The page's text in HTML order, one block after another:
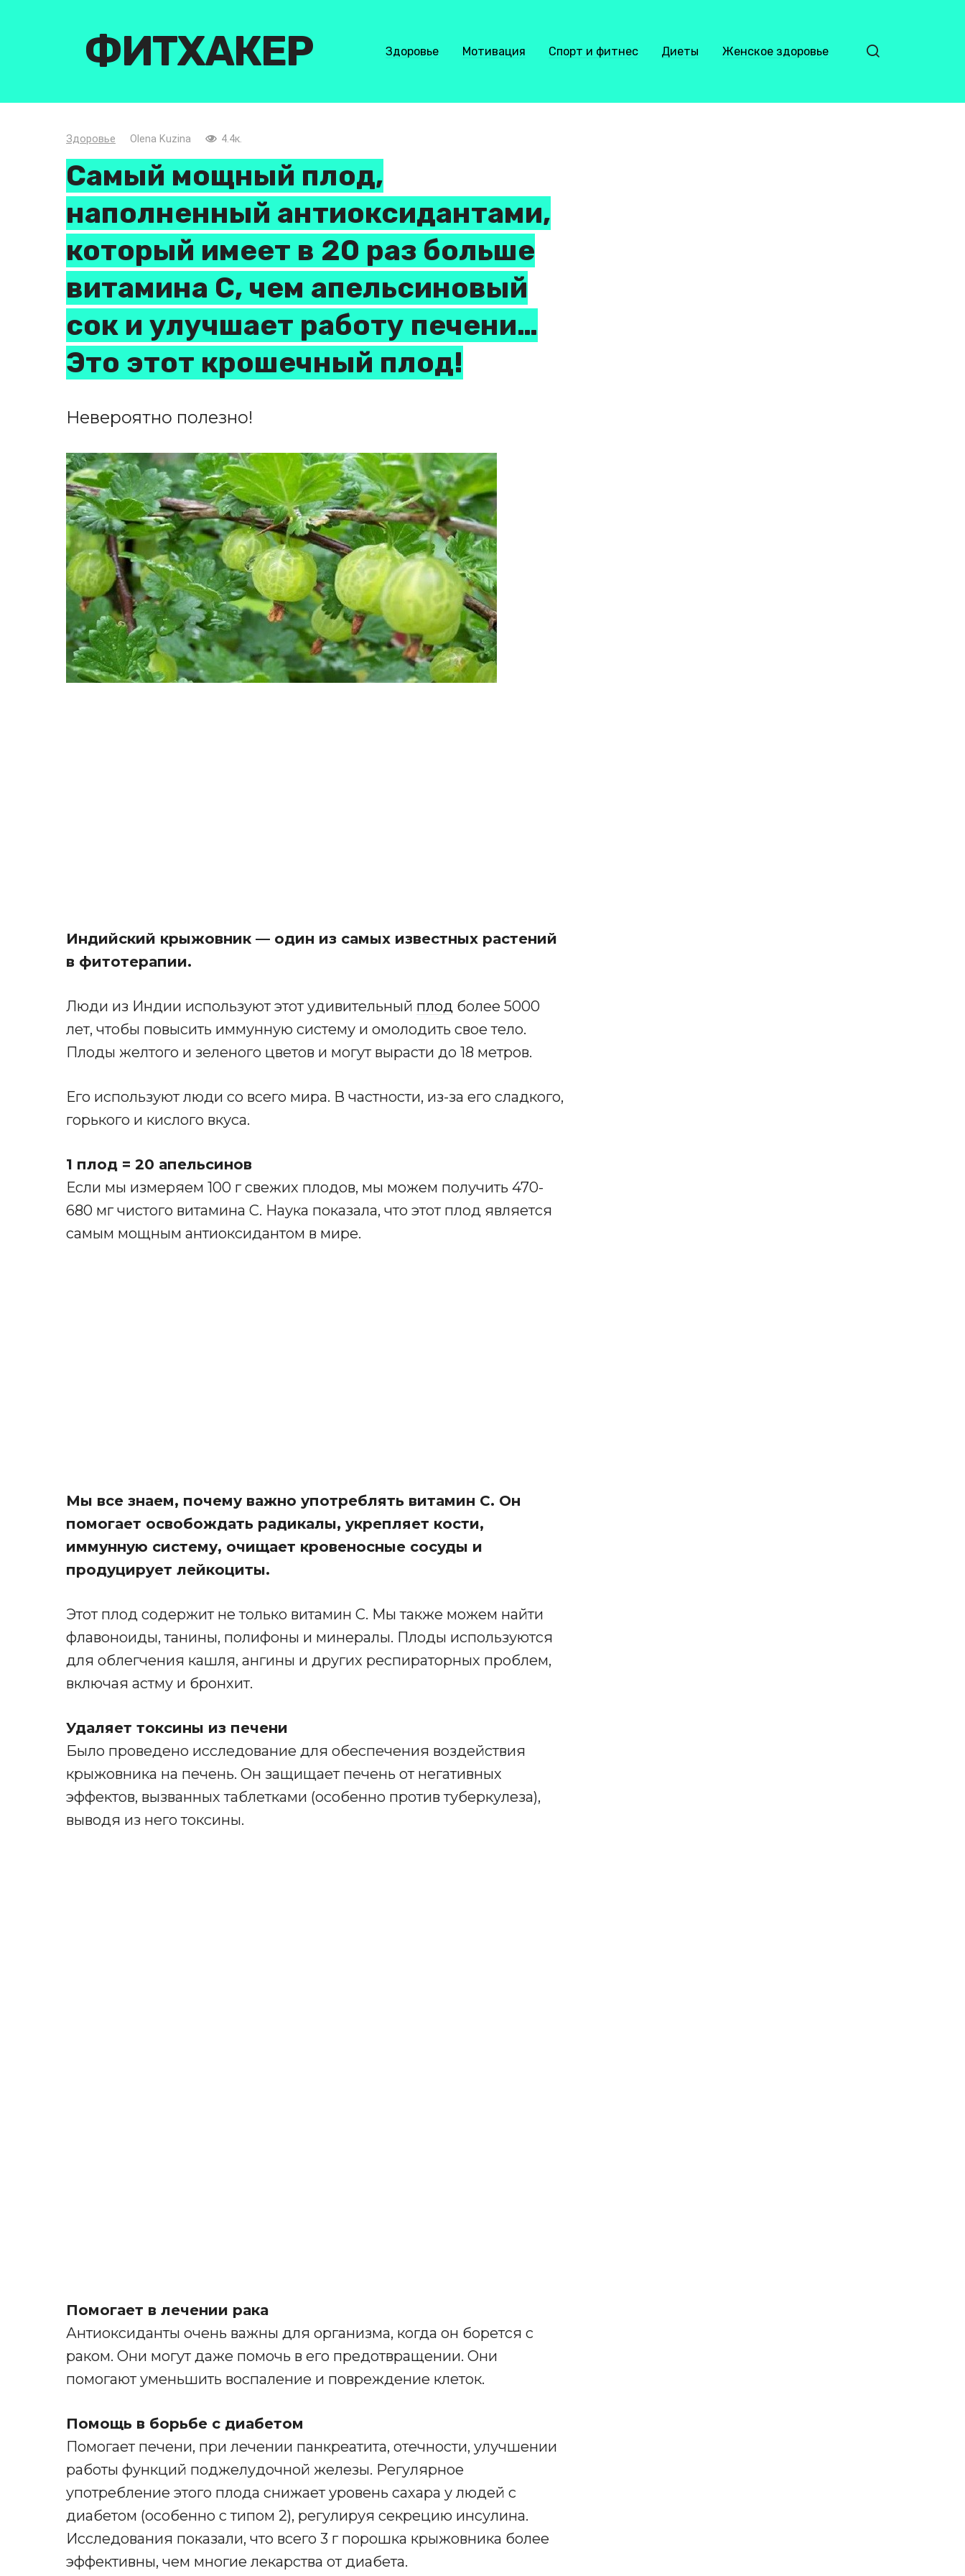
ФИТХАКЕР Здоровье Мотивация Спорт и фитнес Диеты Женское здоровье
Здоровье Olena Kuzina 4.4к.
Самый мощный плод,
наполненный антиоксидантами,
который имеет в 20 раз больше
витамина С, чем апельсиновый
сок и улучшает работу печени…
Это этот крошечный плод!
Невероятно полезно!
Индийский крыжовник — один из самых известных растений
в фитотерапии.
Люди из Индии используют этот удивительный плод более 5000
лет, чтобы повысить иммунную систему и омолодить свое тело.
Плоды желтого и зеленого цветов и могут вырасти до 18 метров.
Его используют люди со всего мира. В частности, из-за его сладкого,
горького и кислого вкуса.
1 плод = 20 апельсинов
Если мы измеряем 100 г свежих плодов, мы можем получить 470-
680 мг чистого витамина С. Наука показала, что этот плод является
самым мощным антиоксидантом в мире.
Мы все знаем, почему важно употреблять витамин С. Он
помогает освобождать радикалы, укрепляет кости,
иммунную систему, очищает кровеносные сосуды и
продуцирует лейкоциты.
Этот плод содержит не только витамин С. Мы также можем найти
флавоноиды, танины, полифоны и минералы. Плоды используются
для облегчения кашля, ангины и других респираторных проблем,
включая астму и бронхит.
Удаляет токсины из печени
Было проведено исследование для обеспечения воздействия
крыжовника на печень. Он защищает печень от негативных
эффектов, вызванных таблетками (особенно против туберкулеза),
выводя из него токсины.
Помогает в лечении рака
Антиоксиданты очень важны для организма, когда он борется с
раком. Они могут даже помочь в его предотвращении. Они
помогают уменьшить воспаление и повреждение клеток.
Помощь в борьбе с диабетом
Помогает печени, при лечении панкреатита, отечности, улучшении
работы функций поджелудочной железы. Регулярное
употребление этого плода снижает уровень сахара у людей с
диабетом (особенно с типом 2), регулируя секрецию инсулина.
Исследования показали, что всего 3 г порошка крыжовника более
эффективны, чем многие лекарства от диабета.